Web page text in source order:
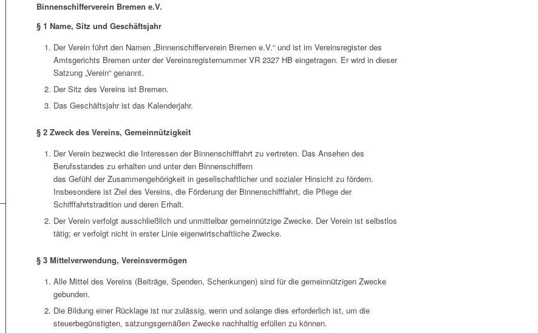
Binnenschifferverein Bremen e.V.
§ 1 Name, Sitz und Geschäftsjahr
Der Verein führt den Namen „Binnenschifferverein Bremen e.V.“ und ist im Vereinsregister des
Amtsgerichts Bremen unter der Vereinsregisternummer VR 2327 HB eingetragen. Er wird in dieser
Satzung „Verein“ genannt.
Der Sitz des Vereins ist Bremen.
Das Geschäftsjahr ist das Kalenderjahr.
§ 2 Zweck des Vereins, Gemeinnützigkeit
Der Verein bezweckt die Interessen der Binnenschifffahrt zu vertreten. Das Ansehen des
Berufsstandes zu erhalten und unter den Binnenschiffern
das Gefühl der Zusammengehörigkeit in gesellschaftlicher und sozialer Hinsicht zu fördern.
Insbesondere ist Ziel des Vereins, die Förderung der Binnenschifffahrt, die Pflege der
Schifffahrtstradition und deren Erhalt.
Der Verein verfolgt ausschließlich und unmittelbar gemeinnützige Zwecke. Der Verein ist selbstlos
tätig; er verfolgt nicht in erster Linie eigenwirtschaftliche Zwecke.
§ 3 Mittelverwendung, Vereinsvermögen
Alle Mittel des Vereins (Beiträge, Spenden, Schenkungen) sind für die gemeinnützigen Zwecke
gebunden.
Die Bildung einer Rücklage ist nur zulässig, wenn und solange dies erforderlich ist, um die
steuerbegünstigten, satzungsgemäßen Zwecke nachhaltig erfüllen zu können.